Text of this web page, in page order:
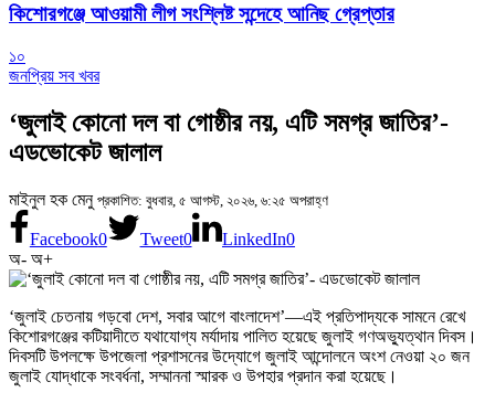
কিশোরগঞ্জে আওয়ামী লীগ সংশ্লিষ্ট সন্দেহে আনিছ গ্রেপ্তার
১০
জনপ্রিয় সব খবর
‘জুলাই কোনো দল বা গোষ্ঠীর নয়, এটি সমগ্র জাতির’-
এডভোকেট জালাল
মাইনুল হক মেনু প্রকাশিত: বুধবার, ৫ আগস্ট, ২০২৬, ৬:২৫ অপরাহ্ণ
Facebook0 Tweet0 LinkedIn0
অ- অ+
‘জুলাই চেতনায় গড়বো দেশ, সবার আগে বাংলাদেশ’—এই প্রতিপাদ্যকে সামনে রেখে
কিশোরগঞ্জের কটিয়াদীতে যথাযোগ্য মর্যাদায় পালিত হয়েছে জুলাই গণঅভ্যুত্থান দিবস।
দিবসটি উপলক্ষে উপজেলা প্রশাসনের উদ্যোগে জুলাই আন্দোলনে অংশ নেওয়া ২০ জন
জুলাই যোদ্ধাকে সংবর্ধনা, সম্মাননা স্মারক ও উপহার প্রদান করা হয়েছে।